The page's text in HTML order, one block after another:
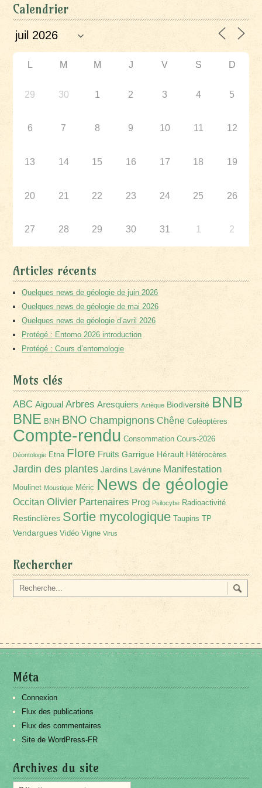
Calendrier
L M M J V S D
29 30 1 2 3 4 5
6 7 8 9 10 11 12
13 14 15 16 17 18 19
20 21 22 23 24 25 26
27 28 29 30 31 1 2
Articles récents
Quelques news de géologie de juin 2026
Quelques news de géologie de mai 2026
Quelques news de géologie d’avril 2026
Protégé : Entomo 2026 introduction
Protégé : Cours d’entomologie
Mots clés
ABC Aigoual Arbres Aresquiers Aztèque Biodiversité BNB
BNE BNH BNO Champignons Chêne Coléoptères
Compte-rendu Consommation Cours-2026
Déontologie Etna Flore Fruits Garrigue Hérault Hétérocères
Jardin des plantes Jardins Lavérune Manifestation
Moulinet Moustique Méric News de géologie
Occitan Olivier Partenaires Prog Psilocybe Radioactivité
Restinclières Sortie mycologique Taupins TP
Vendargues Vidéo Vigne Virus
Rechercher
Méta
Connexion
Flux des publications
Flux des commentaires
Site de WordPress-FR
Archives du site